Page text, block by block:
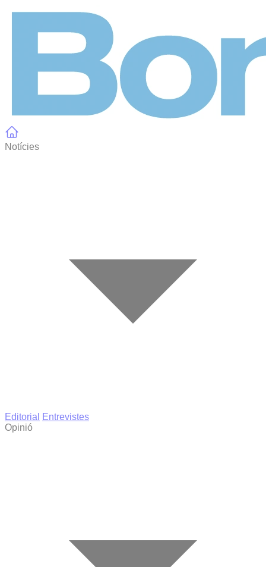
Notícies
Editorial
Entrevistes
Opinió